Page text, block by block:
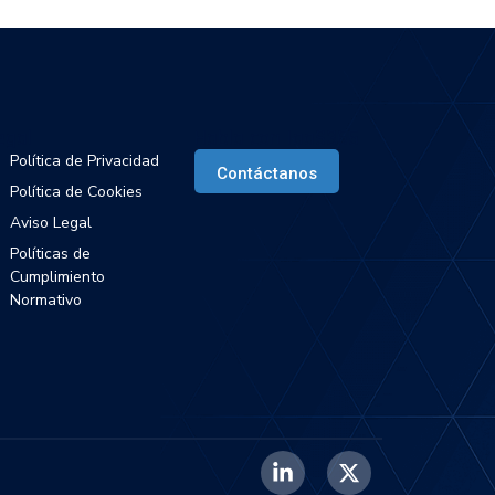
Política de Privacidad
Política de Cookies
Aviso Legal
Políticas de
Cumplimiento
Normativo
Contáctanos